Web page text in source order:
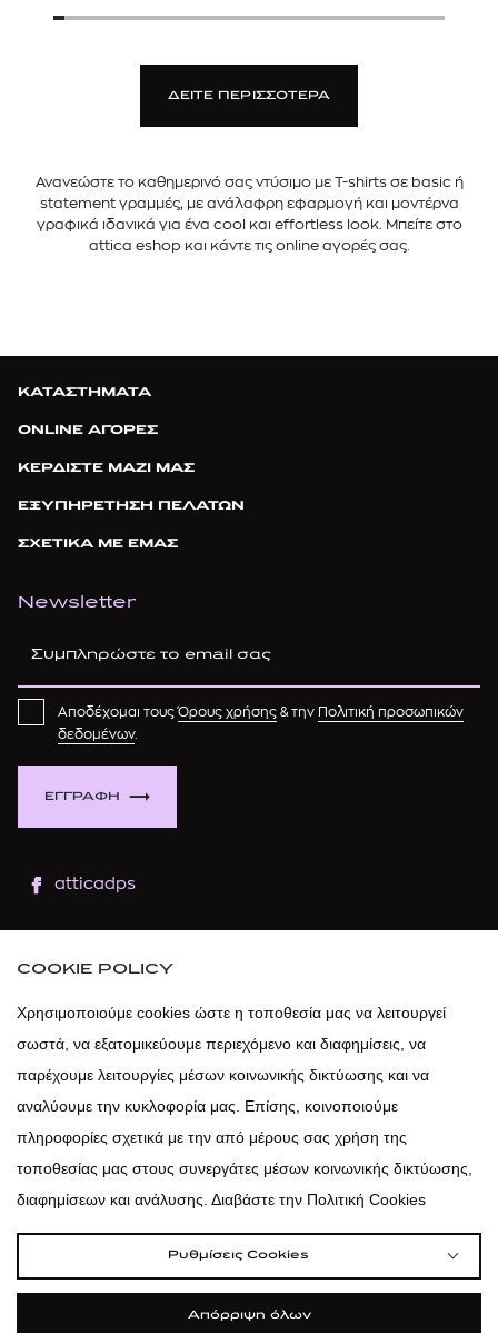
ΔΕΙΤΕ ΠΕΡΙΣΣΟΤΕΡΑ
Ανανεώστε το καθημερινό σας ντύσιμο με T-shirts σε basic ή
statement γραμμές, με ανάλαφρη εφαρμογή και μοντέρνα
γραφικά ιδανικά για ένα cool και effortless look. Μπείτε στο
attica eshop και κάντε τις online αγορές σας.
ΚΑΤΑΣΤΗΜΑΤΑ
ONLINE ΑΓΟΡΕΣ
ΚΕΡΔΙΣΤΕ ΜΑΖΙ ΜΑΣ
ΕΞΥΠΗΡΕΤΗΣΗ ΠΕΛΑΤΩΝ
ΣΧΕΤΙΚΑ ΜΕ ΕΜΑΣ
Newsletter
ΕΓΓΡΑΦΗ
Αποδέχομαι τουςΌρους χρήσης & την Πολιτική προσωπικών
δεδομένων.
atticadps
atticadps
COOKIE POLICY
Χρησιμοποιούμε cookies ώστε η τοποθεσία μας να λειτουργεί
σωστά, να εξατομικεύουμε περιεχόμενο και διαφημίσεις, να
παρέχουμε λειτουργίες μέσων κοινωνικής δικτύωσης και να
αναλύουμε την κυκλοφορία μας. Επίσης, κοινοποιούμε
πληροφορίες σχετικά με την από μέρους σας χρήση της
τοποθεσίας μας στους συνεργάτες μέσων κοινωνικής δικτύωσης,
διαφημίσεων και ανάλυσης. Διαβάστε την Πολιτική Cookies
Ρυθμίσεις Cookies
Απόρριψη όλων